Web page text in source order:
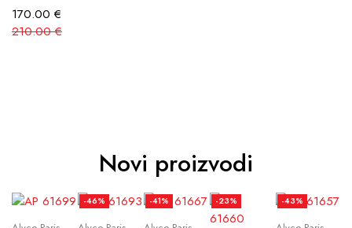
210.00€
170.00 €
Novi proizvodi
-46% -41% -23% -43%